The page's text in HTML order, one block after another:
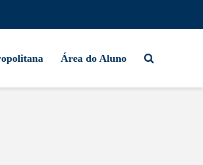
Área do Aluno